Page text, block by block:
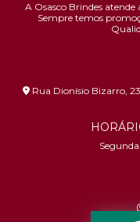
A Osasco Brindes
Sempre temos
Rua Dionísio Bizarro,